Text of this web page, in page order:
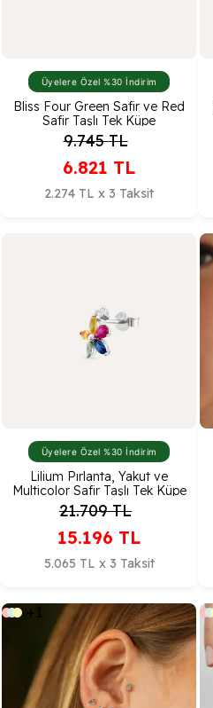
Üyelere Özel %30 İndirim
Bliss Four Green Safir ve Red
Safir Taşlı Tek Küpe
9.745TL
6.821 TL
2.274 TL x 3 Taksit
Üyelere Özel %30 İndirim
Lilium Pırlanta, Yakut ve
Multicolor Safir Taşlı Tek Küpe
21.709TL
15.196 TL
5.065 TL x 3 Taksit
+1